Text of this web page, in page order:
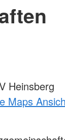
Heinsberg
Maps